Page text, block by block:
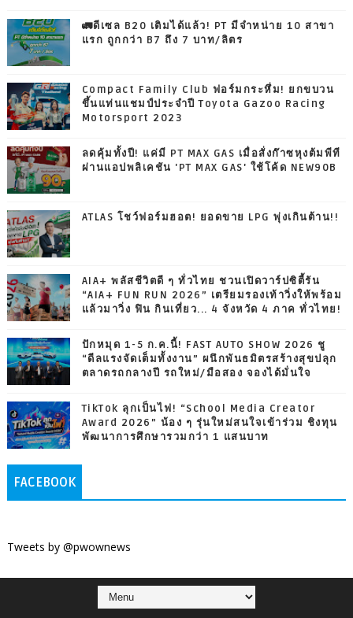
🚛ดีเซล B20 เติมได้แล้ว! PT มีจำหน่าย 10 สาขา
แรก ถูกกว่า B7 ถึง 7 บาท/ลิตร
Compact Family Club ฟอร์มกระหึ่ม! ยกขบวน
ขึ้นแท่นแชมป์ประจำปี Toyota Gazoo Racing
Motorsport 2023
ลดคุ้มทั้งปี! แค่มี PT MAX GAS เมื่อสั่งก๊าซหุงต้มพีที
ผ่านแอปพลิเคชัน 'PT MAX GAS' ใช้โค้ด NEW90B
ATLAS โชว์ฟอร์มฮอต! ยอดขาย LPG พุ่งเกินต้าน!!
AIA+ พลัสชีวิตดี ๆ ทั่วไทย ชวนเปิดวาร์ปซิตี้รัน
“AIA+ FUN RUN 2026” เตรียมรองเท้าวิ่งให้พร้อม
แล้วมาวิ่ง ฟิน กินเที่ยว... 4 จังหวัด 4 ภาค ทั่วไทย!
ปักหมุด 1-5 ก.ค.นี้! FAST AUTO SHOW 2026 ชู
“ดีลแรงจัดเต็มทั้งงาน” ผนึกพันธมิตรสร้างสุขปลุก
ตลาดรถกลางปี รถใหม่/มือสอง จองได้มั่นใจ
TikTok ลุกเป็นไฟ! “School Media Creator
Award 2026” น้อง ๆ รุ่นใหม่สนใจเข้าร่วม ชิงทุน
พัฒนาการศึกษารวมกว่า 1 แสนบาท
FACEBOOK
Tweets by @pwownews